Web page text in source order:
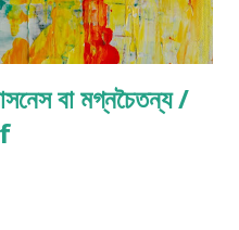
বা মগ্নচৈতন্য /